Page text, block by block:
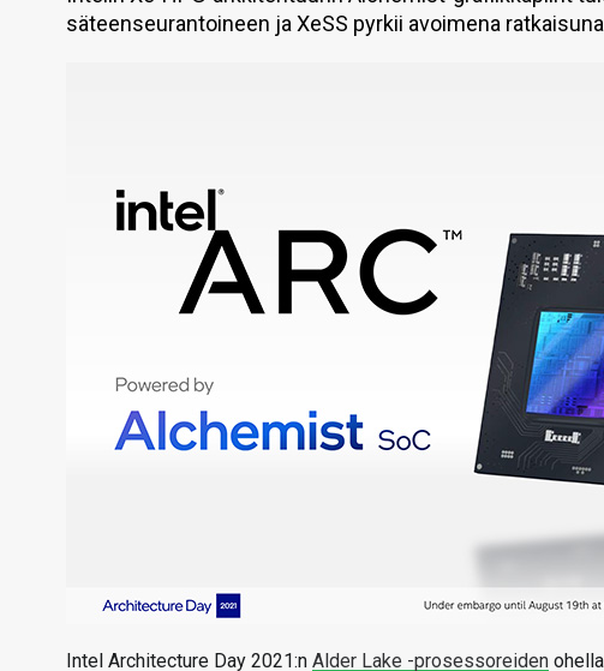
säteenseurantoineen ja XeSS pyrkii avoimena
Intel Architecture Day 2021:n Alder Lake -prosessoreiden